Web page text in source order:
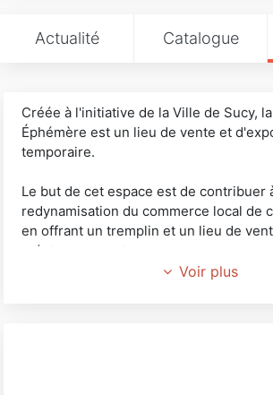
Actualité Catalogue
Créée à l'initiative de la Ville de Sucy,
Éphémère est un lieu de vente et
temporaire.
Le but de cet espace est de contribuer
redynamisation du commerce local de
en offrant un tremplin et un lieu de
créateurs ou entrepreneurs.
Voir plus